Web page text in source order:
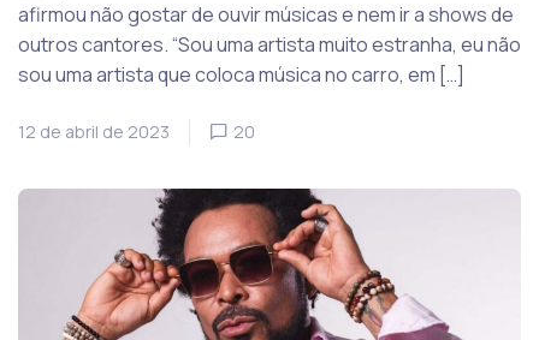
afirmou não gostar de ouvir músicas e nem ir a shows de
outros cantores. “Sou uma artista muito estranha, eu não
sou uma artista que coloca música no carro, em […]
12 de abril de 2023 20